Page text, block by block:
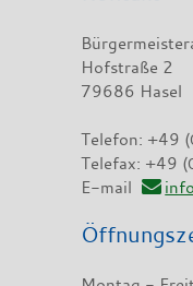
Hofstraße 2
79686 Hasel
Telefon: +49
Telefax: +49
E-mail